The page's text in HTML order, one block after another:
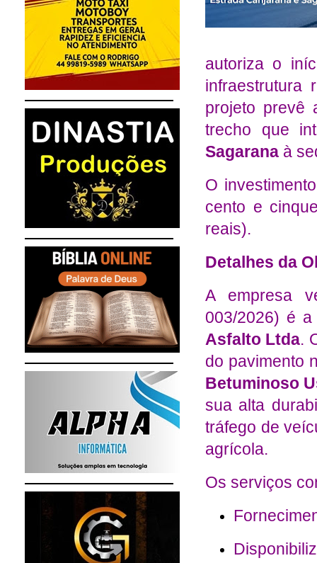
autoriza o
infraestrutura
projeto prevê
trecho que
Sagarana à
O
cento e
reais).
Detalhes da
A empresa
003/2026) é
Asfalto Ltda.
do pavimento
Betuminoso
sua alta
tráfego de
agrícola.
Os serviços